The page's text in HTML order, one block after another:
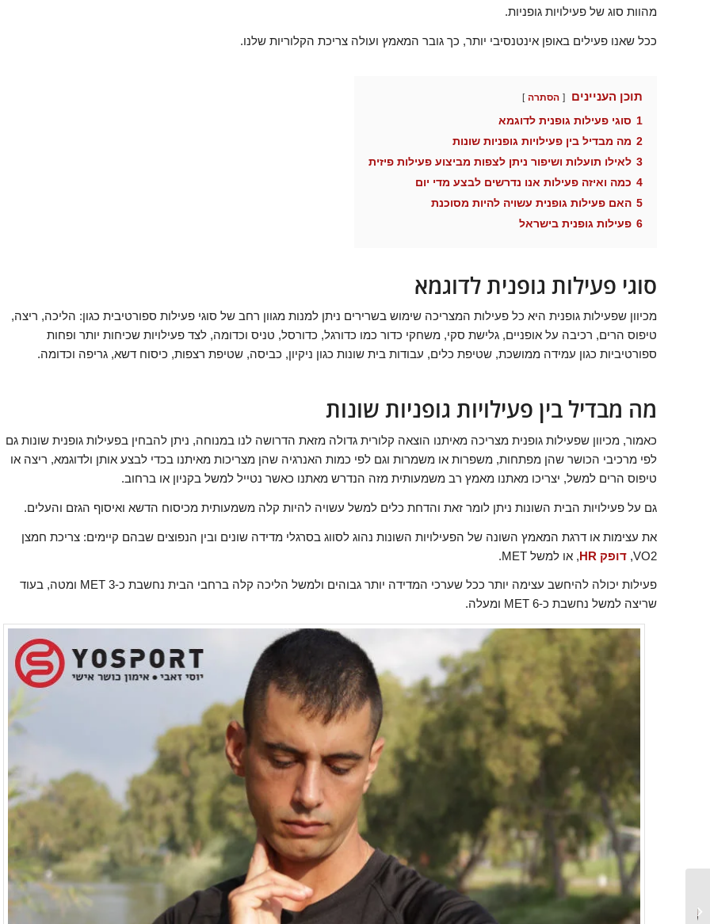
מהוות סוג של פעילויות גופניות.
ככל שאנו פעילים באופן אינטנסיבי יותר, כך גובר המאמץ ועולה צריכת הקלוריות שלנו.
תוכן העניינים הסתרה
1 סוגי פעילות גופנית לדוגמא
2 מה מבדיל בין פעילויות גופניות שונות
3 לאילו תועלות ושיפור ניתן לצפות מביצוע פעילות פיזית
4 כמה ואיזה פעילות אנו נדרשים לבצע מדי יום
5 האם פעילות גופנית עשויה להיות מסוכנת
6 פעילות גופנית בישראל
סוגי פעילות גופנית לדוגמא
מכיוון שפעילות גופנית היא כל פעילות המצריכה שימוש בשרירים ניתן למנות מגוון רחב של סוגי פעילות ספורטיבית כגון: הליכה, ריצה,
טיפוס הרים, רכיבה על אופניים, גלישת סקי, משחקי כדור כמו כדורגל, כדורסל, טניס וכדומה, לצד פעילויות שכיחות יותר ופחות
ספורטיביות כגון עמידה ממושכת, שטיפת כלים, עבודות בית שונות כגון ניקיון, כביסה, שטיפת רצפות, כיסוח דשא, גריפה וכדומה.
מה מבדיל בין פעילויות גופניות שונות
כאמור, מכיוון שפעילות גופנית מצריכה מאיתנו הוצאה קלורית גדולה מזאת הדרושה לנו במנוחה, ניתן להבחין בפעילות גופנית שונות גם
לפי מרכיבי הכושר שהן מפתחות, משפרות או משמרות וגם לפי כמות האנרגיה שהן מצריכות מאיתנו בכדי לבצע אותן ולדוגמא, ריצה או
טיפוס הרים למשל, יצריכו מאתנו מאמץ רב משמעותית מזה הנדרש מאתנו כאשר נטייל למשל בקניון או ברחוב.
גם על פעילויות הבית השונות ניתן לומר זאת והדחת כלים למשל עשויה להיות קלה משמעותית מכיסוח הדשא ואיסוף הגזם והעלים.
את עצימות או דרגת המאמץ השונה של הפעילויות השונות נהוג לסווג בסרגלי מדידה שונים ובין הנפוצים שבהם קיימים: צריכת חמצן
VO2, דופק HR , או למשל MET.
פעילות יכולה להיחשב עצימה יותר ככל שערכי המדידה יותר גבוהים ולמשל הליכה קלה ברחבי הבית נחשבת כ-3 MET ומטה, בעוד
שריצה למשל נחשבת כ-6 MET ומעלה.
אימון כושר – מהו אימון,
איזה סוגים יש, מה